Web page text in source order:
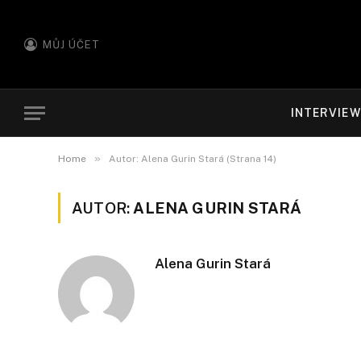
MŮJ ÚČET
Home » Autor: Alena Gurin Stará (Strana 14)
AUTOR: ALENA GURIN STARÁ
Alena Gurin Stará